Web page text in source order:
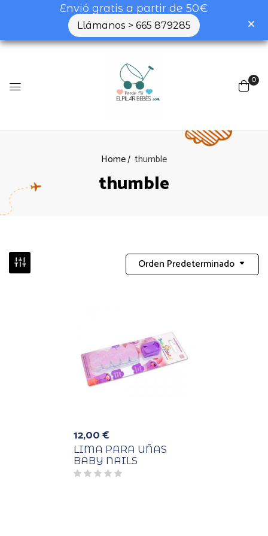
Envió gratis a partir de 50€
Llámanos > 665 879285
0
Home thumble
thumble
Orden Predeterminado
12,00€
LIMA PARA UÑAS
BABY NAILS